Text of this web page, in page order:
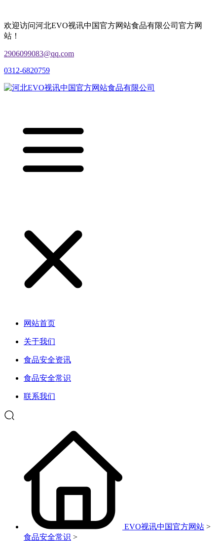
欢迎访问河北EVO视讯中国官方网站食品有限公司官方网
站！
2906099083@qq.com
0312-6820759
网站首页
关于我们
食品安全资讯
食品安全常识
联系我们
EVO视讯中国官方网站 >
食品安全常识 >